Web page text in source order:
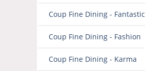
Coup Fine Dining - Fantastic
Coup Fine Dining - Fashion
Coup Fine Dining - Karma